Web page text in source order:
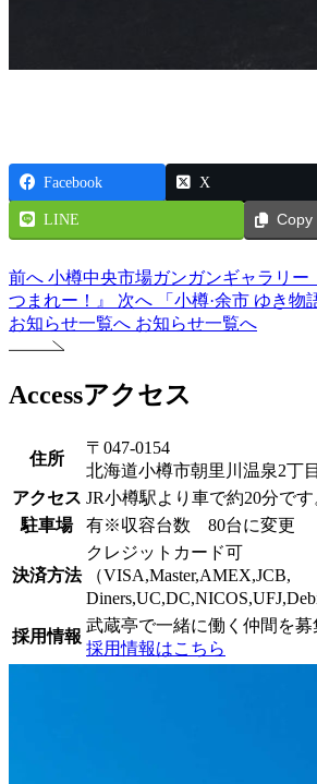
Facebook X
LINE Copy
前へ 小樽中央市場ガンガンギャラリ
つまれー！』
次へ
「小樽·余市 ゆき物
お知らせ一覧へ お知らせ一覧へ
Accessアクセス
住所
〒047-0154
北海道小樽市朝里川温泉2丁
アクセス JR小樽駅より車で約20分です
駐車場
有※収容台数 80台に変更
決済方法
クレジットカード可
（VISA,Master,AMEX,JCB,
採用情報
武蔵亭で一緒に働く仲間を募
採用情報はこちら